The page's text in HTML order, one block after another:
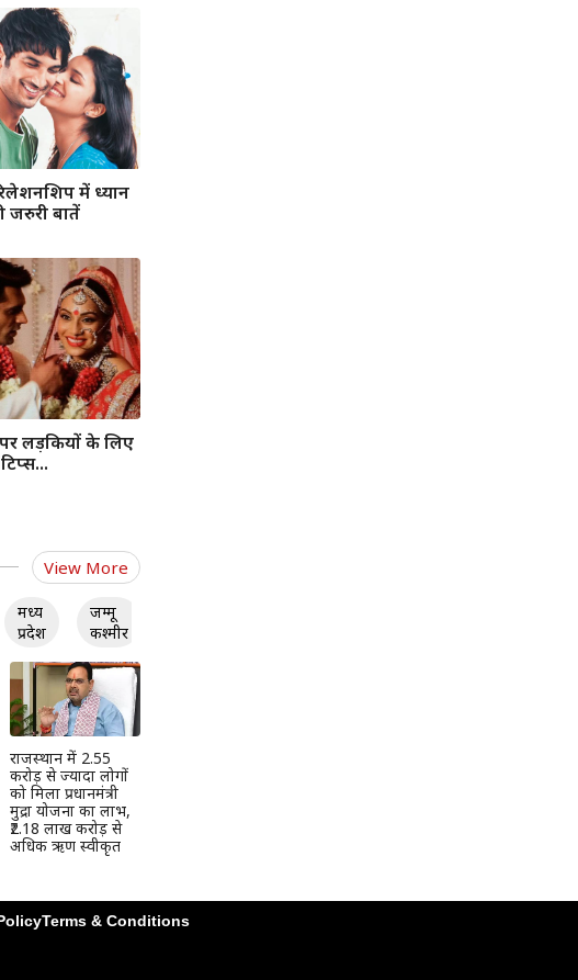
में ध्यान
जरुरी बातें
लड़कियों के लिए
View More
मध्य
प्रदेश
जम्मू
कश्मीर
राजस्थान में 2.55
करोड़ से ज्यादा लोगों
को मिला प्रधानमंत्री
मुद्रा योजना का लाभ,
₹2.18 लाख करोड़ से
अधिक ऋण स्वीकृत
Terms & Conditions